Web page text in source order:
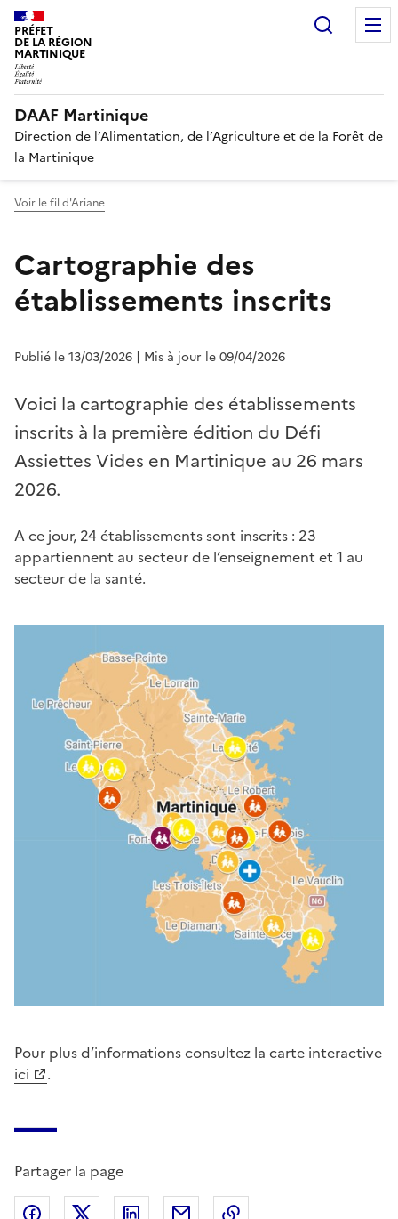
PRÉFET
DE LA RÉGION
MARTINIQUE
DAAF Martinique
Direction de l’Alimentation, de l’Agriculture et de la Forêt de
la Martinique
Voir le fil d'Ariane
Cartographie des
établissements inscrits
Publié le 13/03/2026 | Mis à jour le 09/04/2026
Voici la cartographie des établissements
inscrits à la première édition du Défi
Assiettes Vides en Martinique au 26 mars
2026.
A ce jour, 24 établissements sont inscrits : 23
appartiennent au secteur de l’enseignement et 1 au
secteur de la santé.
Pour plus d’informations consultez la carte interactive
ici
.
Partager la page
Partager sur Facebook
Partager sur X (anciennement Twitter)
Partager sur LinkedIn
Partager par email